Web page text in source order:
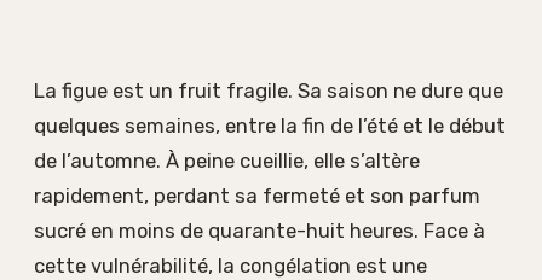
La figue est un fruit fragile. Sa saison ne dure que
quelques semaines, entre la fin de l’été et le début
de l’automne. À peine cueillie, elle s’altère
rapidement, perdant sa fermeté et son parfum
sucré en moins de quarante-huit heures. Face à
cette vulnérabilité, la congélation est une